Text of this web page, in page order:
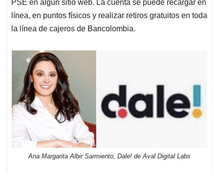
PSE en algún sitio web. La cuenta se puede recargar en
línea, en puntos físicos y realizar retiros gratuitos en toda
la línea de cajeros de Bancolombia.
Ana Margarita Albir Sarmiento, Dale! de Aval Digital Labs